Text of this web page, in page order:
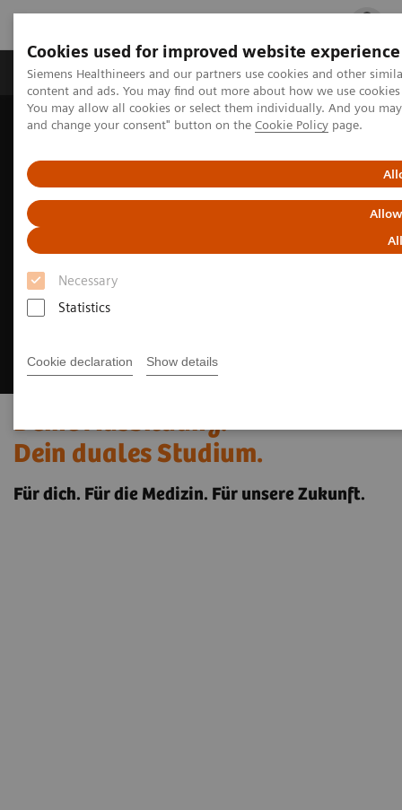
Cookies used for improved website experience
Siemens Healthineers and our partners use cookies and other
content and ads. You may find out more about how we use
You may allow all cookies or select them individually. And you
and change your consent" button on the Cookie Policy page.
Necessary
Statistics
Cookie declaration Show details
Fachbereiche Healthcare Management
Startseite
Jobs & Karriere
Deine Ausbildung.
Dein duales Studium.
Für dich. Für die Medizin. Für unsere Zukunft.